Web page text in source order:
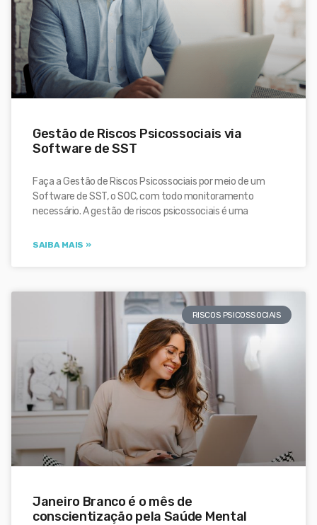
Gestão de Riscos Psicossociais via
Software de SST
Faça a Gestão de Riscos Psicossociais por meio de um
Software de SST, o SOC, com todo monitoramento
necessário. A gestão de riscos psicossociais é uma
SAIBA MAIS »
RISCOS PSICOSSOCIAIS
Janeiro Branco é o mês de
conscientização pela Saúde Mental